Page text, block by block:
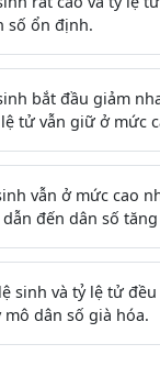
số ổn định.
bắt đầu giảm
tử vẫn giữ ở mức
vẫn ở mức cao
đến dân số
sinh và tỷ lệ tử
mô dân số già hóa.